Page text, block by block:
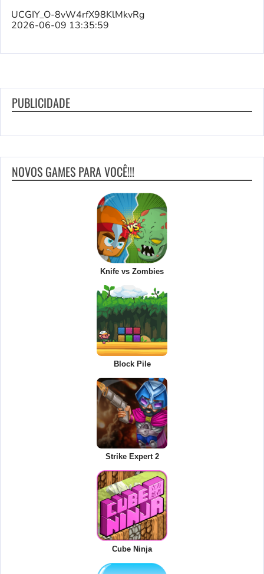
UCGIY_O-8vW4rfX98KlMkvRg
2026-06-09 13:35:59
PUBLICIDADE
NOVOS GAMES PARA VOCÊ!!!
Knife vs Zombies
Block Pile
Strike Expert 2
Cube Ninja